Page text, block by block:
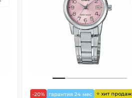
-20% гарантия 24 мес ⭐ хит продаж